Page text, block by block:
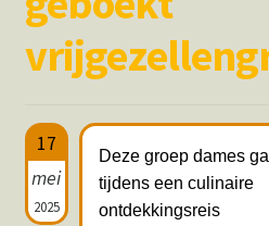
Hotspots en blogs
UIT-agenda
17
mei
2025
Deze groep dames
tijdens een culinaire
ontdekkingsreis